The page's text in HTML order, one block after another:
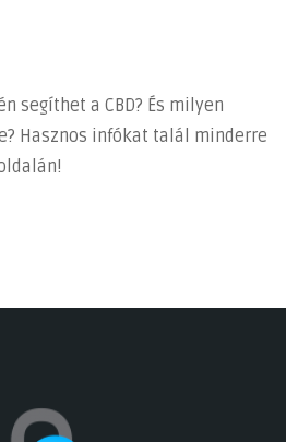
segíthet a CBD? És milyen
Hasznos infókat talál minderre